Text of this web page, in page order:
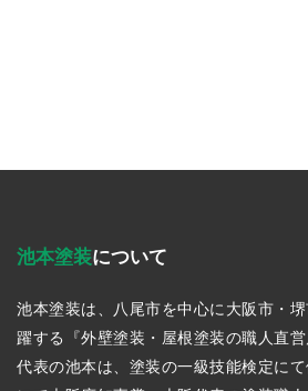
池本塗装について
池本塗装は、八尾市を中心に大阪市・
躍する『外壁塗装・屋根塗装の職人直営
代表の池本は、塗装の一級技能検定に